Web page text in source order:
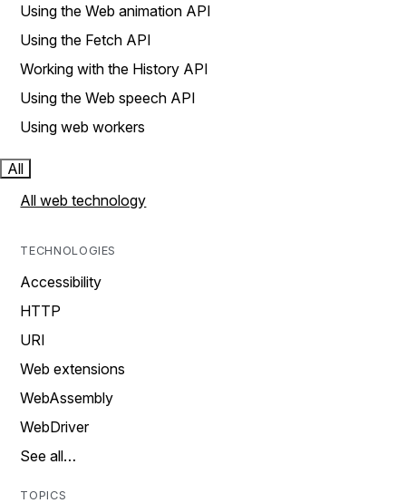
Using the Web animation API
Using the Fetch API
Working with the History API
Using the Web speech API
Using web workers
All
All web technology
TECHNOLOGIES
Accessibility
HTTP
URI
Web extensions
WebAssembly
WebDriver
See all…
TOPICS